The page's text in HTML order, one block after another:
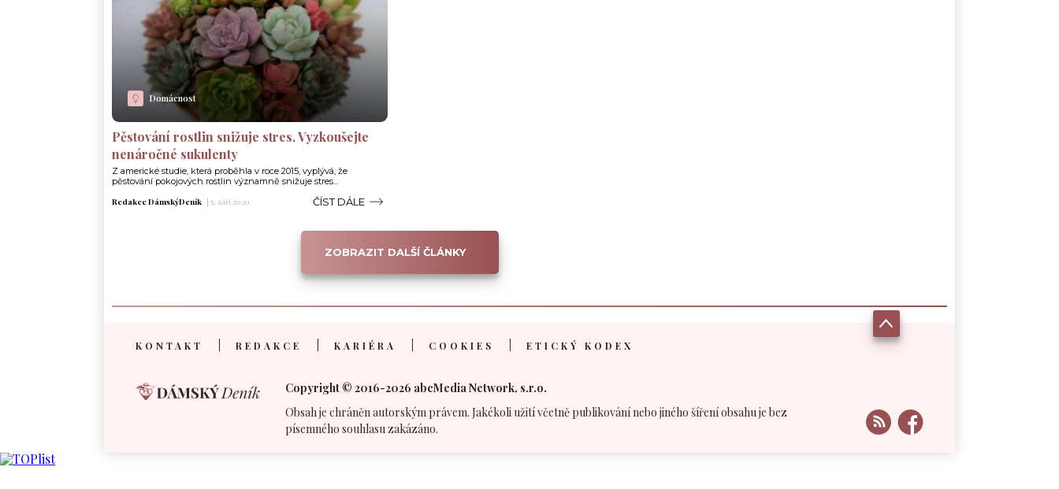
Domácnost
Pěstování rostlin snižuje stres. Vyzkoušejte
nenáročné sukulenty
Z americké studie, která proběhla v roce 2015, vyplývá, že
pěstování pokojových rostlin významně snižuje stres...
Redakce DámskýDeník | 5. září 2020 ČÍST DÁLE
ZOBRAZIT DALŠÍ ČLÁNKY
KONTAKT REDAKCE KARIÉRA COOKIES ETICKÝ KODEX
Copyright © 2016-2026 abcMedia Network, s.r.o.
Obsah je chráněn autorským právem. Jakékoli užití včetně publikování nebo jiného šíření obsahu je bez
písemného souhlasu zakázáno.